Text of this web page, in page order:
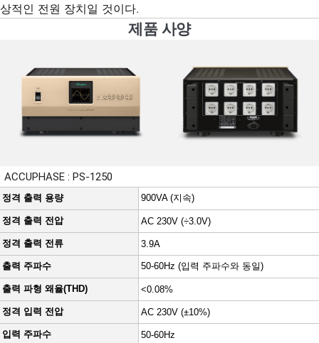
상적인 전원 장치일 것이다.
제품 사양